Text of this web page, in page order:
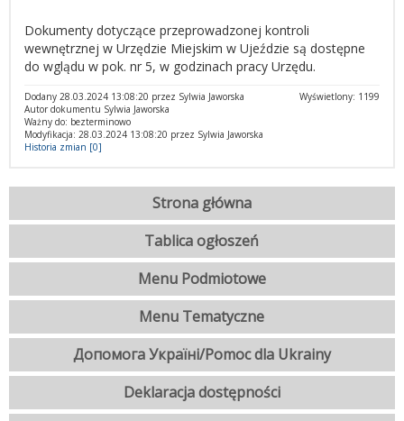
Dokumenty dotyczące przeprowadzonej kontroli
wewnętrznej w Urzędzie Miejskim w Ujeździe są dostępne
do wglądu w pok. nr 5, w godzinach pracy Urzędu.
Wyświetlony: 1199
Dodany 28.03.2024 13:08:20 przez Sylwia Jaworska
Autor dokumentu Sylwia Jaworska
Ważny do: bezterminowo
Modyfikacja: 28.03.2024 13:08:20 przez Sylwia Jaworska
Historia zmian [0]
Strona główna
Tablica ogłoszeń
Menu Podmiotowe
Menu Tematyczne
Допомога Україні/Pomoc dla Ukrainy
Deklaracja dostępności